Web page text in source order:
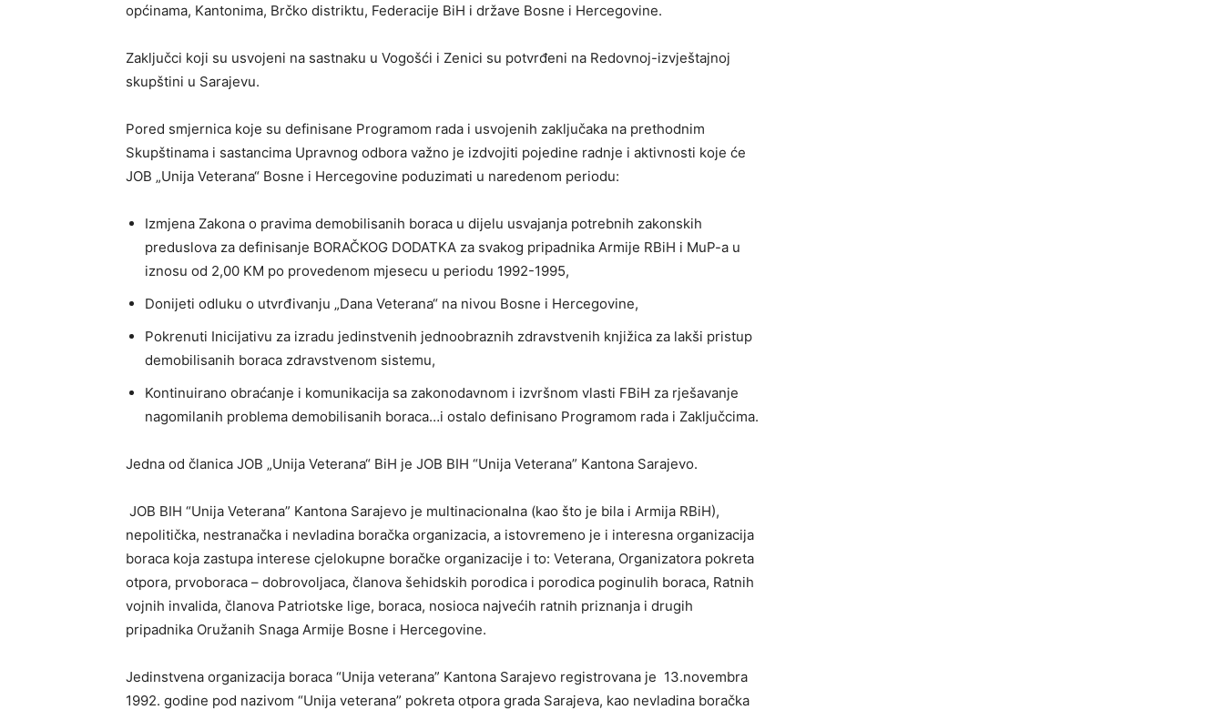
općinama, Kantonima, Brčko distriktu, Federacije BiH i države Bosne i Hercegovine.
Zaključci koji su usvojeni na sastnaku u Vogošći i Zenici su potvrđeni na Redovnoj-izvještajnoj
skupštini u Sarajevu.
Pored smjernica koje su definisane Programom rada i usvojenih zaključaka na prethodnim
Skupštinama i sastancima Upravnog odbora važno je izdvojiti pojedine radnje i aktivnosti koje će
JOB „Unija Veterana“ Bosne i Hercegovine poduzimati u naredenom periodu:
Izmjena Zakona o pravima demobilisanih boraca u dijelu usvajanja potrebnih zakonskih
preduslova za definisanje BORAČKOG DODATKA za svakog pripadnika Armije RBiH i MuP-a u
iznosu od 2,00 KM po provedenom mjesecu u periodu 1992-1995,
Donijeti odluku o utvrđivanju „Dana Veterana“ na nivou Bosne i Hercegovine,
Pokrenuti Inicijativu za izradu jedinstvenih jednoobraznih zdravstvenih knjižica za lakši pristup
demobilisanih boraca zdravstvenom sistemu,
Kontinuirano obraćanje i komunikacija sa zakonodavnom i izvršnom vlasti FBiH za rješavanje
nagomilanih problema demobilisanih boraca…i ostalo definisano Programom rada i Zaključcima.
Jedna od članica JOB „Unija Veterana“ BiH je JOB BIH “Unija Veterana” Kantona Sarajevo.
JOB BIH “Unija Veterana” Kantona Sarajevo je multinacionalna (kao što je bila i Armija RBiH),
nepolitička, nestranačka i nevladina boračka organizacia, a istovremeno je i interesna organizacija
boraca koja zastupa interese cjelokupne boračke organizacije i to: Veterana, Organizatora pokreta
otpora, prvoboraca – dobrovoljaca, članova šehidskih porodica i porodica poginulih boraca, Ratnih
vojnih invalida, članova Patriotske lige, boraca, nosioca najvećih ratnih priznanja i drugih
pripadnika Oružanih Snaga Armije Bosne i Hercegovine.
Jedinstvena organizacija boraca “Unija veterana” Kantona Sarajevo registrovana je 13.novembra
1992. godine pod nazivom “Unija veterana” pokreta otpora grada Sarajeva, kao nevladina boračka